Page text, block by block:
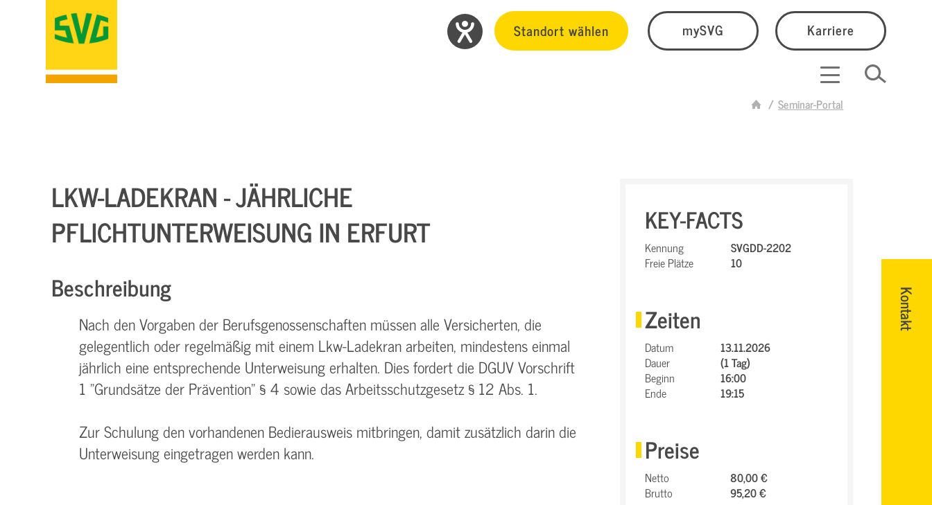
Standort wählen mySVG Karriere
Seminar-Portal
Kontakt
LKW-LADEKRAN - JÄHRLICHE
PFLICHTUNTERWEISUNG IN ERFURT
Beschreibung
Nach den Vorgaben der Berufsgenossenschaften müssen alle Versicherten, die
gelegentlich oder regelmäßig mit einem Lkw-Ladekran arbeiten, mindestens einmal
jährlich eine entsprechende Unterweisung erhalten. Dies fordert die DGUV Vorschrift
1 "Grundsätze der Prävention" § 4 sowie das Arbeitsschutzgesetz § 12 Abs. 1.
Zur Schulung den vorhandenen Bedierausweis mitbringen, damit zusätzlich darin die
Unterweisung eingetragen werden kann.
KEY-FACTS
Kennung
SVGDD-2202
Freie Plätze
10
Zeiten
Datum
13.11.2026
Dauer
(1 Tag)
Beginn
16:00
Ende
19:15
Preise
Netto
80,00 €
Brutto
95,20 €